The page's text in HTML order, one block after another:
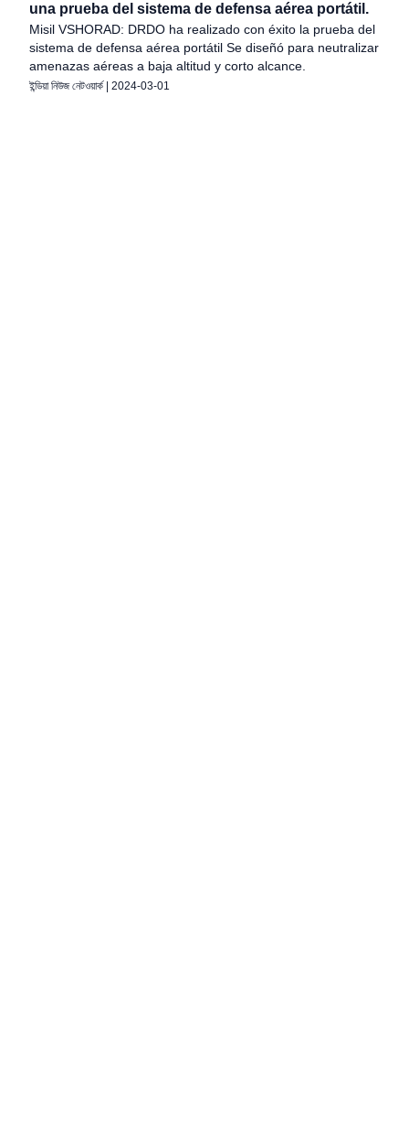
una prueba del sistema de defensa aérea portátil.
Misil VSHORAD: DRDO ha realizado con éxito la prueba del
sistema de defensa aérea portátil Se diseñó para neutralizar
amenazas aéreas a baja altitud y corto alcance.
ইন্ডিয়া নিউজ নেটওয়ার্ক| 2024-03-01